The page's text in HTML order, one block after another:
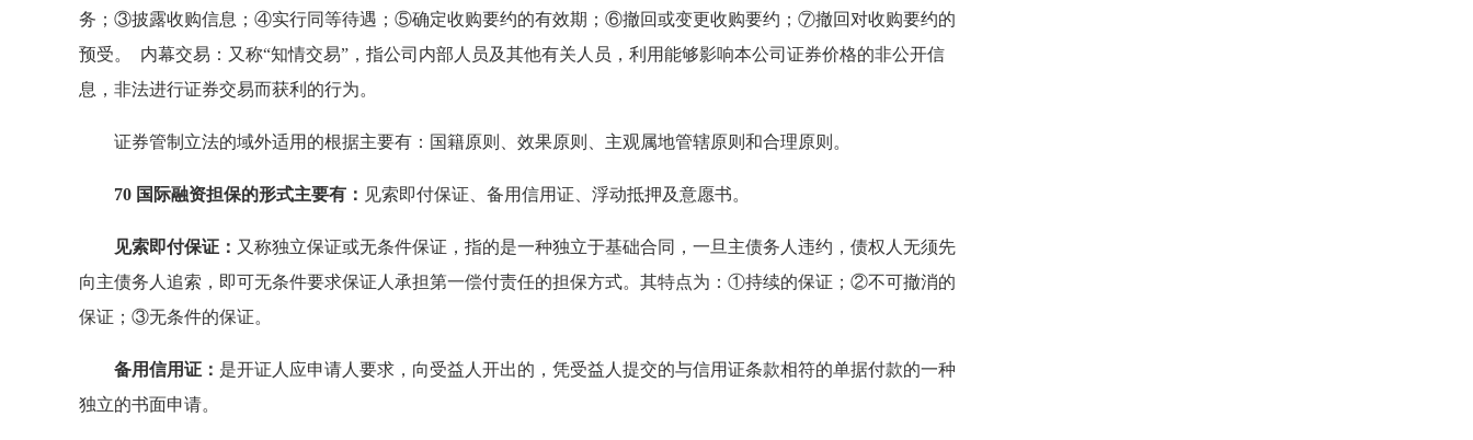
务；③披露收购信息；④实行同等待遇；⑤确定收购要约的有效期；⑥撤回或变更收购要约；⑦撤回对收购要约的
预受。 内幕交易：又称“知情交易”，指公司内部人员及其他有关人员，利用能够影响本公司证券价格的非公开信
息，非法进行证券交易而获利的行为。
证券管制立法的域外适用的根据主要有：国籍原则、效果原则、主观属地管辖原则和合理原则。
70 国际融资担保的形式主要有： 见索即付保证、备用信用证、浮动抵押及意愿书。
见索即付保证： 又称独立保证或无条件保证，指的是一种独立于基础合同，一旦主债务人违约，债权人无须先
向主债务人追索，即可无条件要求保证人承担第一偿付责任的担保方式。其特点为：①持续的保证；②不可撤消的
保证；③无条件的保证。
备用信用证： 是开证人应申请人要求，向受益人开出的，凭受益人提交的与信用证条款相符的单据付款的一种
独立的书面申请。